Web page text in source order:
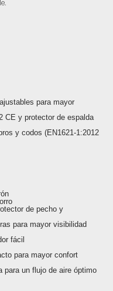
para mayor
CE y protector de espalda
y codos (EN1621-1:2012
de pecho y
para mayor visibilidad
fácil
para mayor confort
para un flujo de aire óptimo